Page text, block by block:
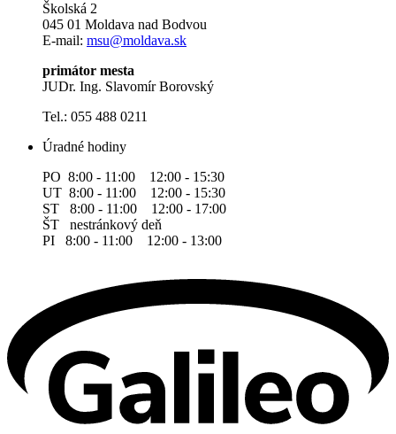
Školská 2
045 01 Moldava nad Bodvou
E-mail: msu@moldava.sk
primátor mesta
JUDr. Ing. Slavomír Borovský
Tel.: 055 488 0211
Úradné hodiny
PO 8:00 - 11:00 12:00 - 15:30
UT 8:00 - 11:00 12:00 - 15:30
ST 8:00 - 11:00 12:00 - 17:00
ŠT nestránkový deň
PI 8:00 - 11:00 12:00 - 13:00